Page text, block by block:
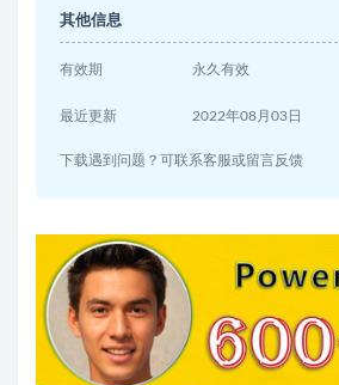
其他信息
有效期 永久有效
最近更新 2022年08月03日
下载遇到问题？可联系客服或留言反馈